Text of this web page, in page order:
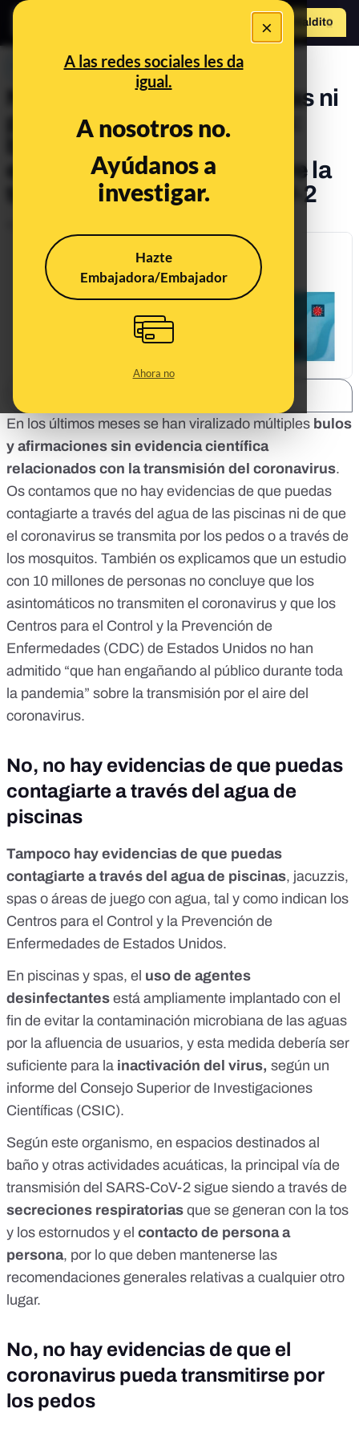
×
A las redes sociales les da
igual.
A nosotros no.
Ayúdanos a
investigar.
Hazte
Embajadora/Embajador
Ahora no
Hazte Maldito
PREBUNKING
Ni por el agua de las piscinas ni
por culpa de los mosquitos:
bulos y afirmaciones sin
evidencias científicas sobre la
transmisión del SARS-CoV-2
En los últimos meses se han viralizado múltiples bulos
y afirmaciones sin evidencia científica
relacionados con la transmisión del coronavirus.
Os contamos que no hay evidencias de que puedas
contagiarte a través del agua de las piscinas ni de que
el coronavirus se transmita por los pedos o a través de
los mosquitos. También os explicamos que un estudio
con 10 millones de personas no concluye que los
asintomáticos no transmiten el coronavirus y que los
Centros para el Control y la Prevención de
Enfermedades (CDC) de Estados Unidos no han
admitido “que han engañando al público durante toda
la pandemia” sobre la transmisión por el aire del
coronavirus.
No, no hay evidencias de que puedas
contagiarte a través del agua de
piscinas
Tampoco hay evidencias de que puedas
contagiarte a través del agua de piscinas, jacuzzis,
spas o áreas de juego con agua, tal y como indican los
Centros para el Control y la Prevención de
Enfermedades de Estados Unidos.
En piscinas y spas, el uso de agentes
desinfectantes está ampliamente implantado con el
fin de evitar la contaminación microbiana de las aguas
por la afluencia de usuarios, y esta medida debería ser
suficiente para la inactivación del virus, según un
informe del Consejo Superior de Investigaciones
Científicas (CSIC).
Según este organismo, en espacios destinados al
baño y otras actividades acuáticas, la principal vía de
transmisión del SARS-CoV-2 sigue siendo a través de
secreciones respiratorias que se generan con la tos
y los estornudos y el contacto de persona a
persona, por lo que deben mantenerse las
recomendaciones generales relativas a cualquier otro
lugar.
No, no hay evidencias de que el
coronavirus pueda transmitirse por
los pedos